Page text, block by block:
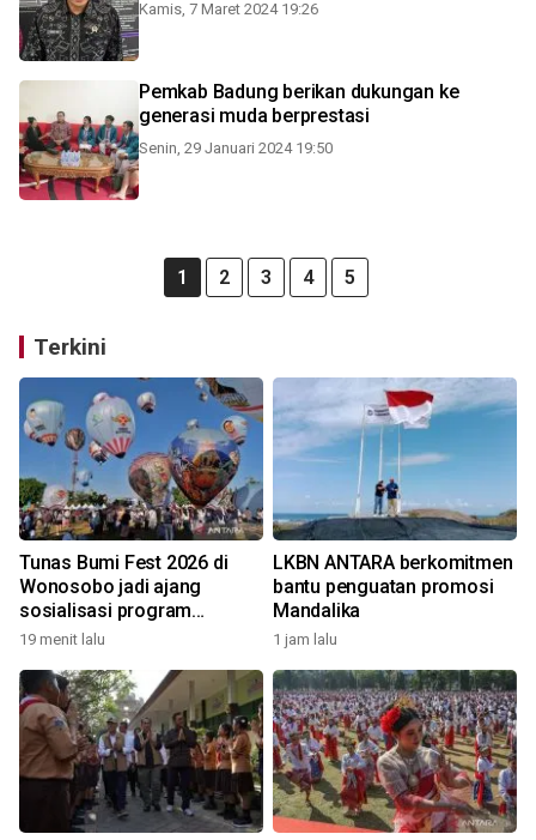
Kamis, 7 Maret 2024 19:26
Pemkab Badung berikan dukungan ke
generasi muda berprestasi
Senin, 29 Januari 2024 19:50
1 2 3 4 5
Terkini
Tunas Bumi Fest 2026 di
Wonosobo jadi ajang
sosialisasi program
pemerintah lewat balon
19 menit lalu
LKBN ANTARA berkomitmen
bantu penguatan promosi
Mandalika
1 jam lalu